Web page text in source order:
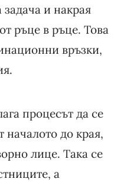
и накрая
ръце в ръце. Това
връзки,
процесът да се
началото до края,
лице. Така се
а